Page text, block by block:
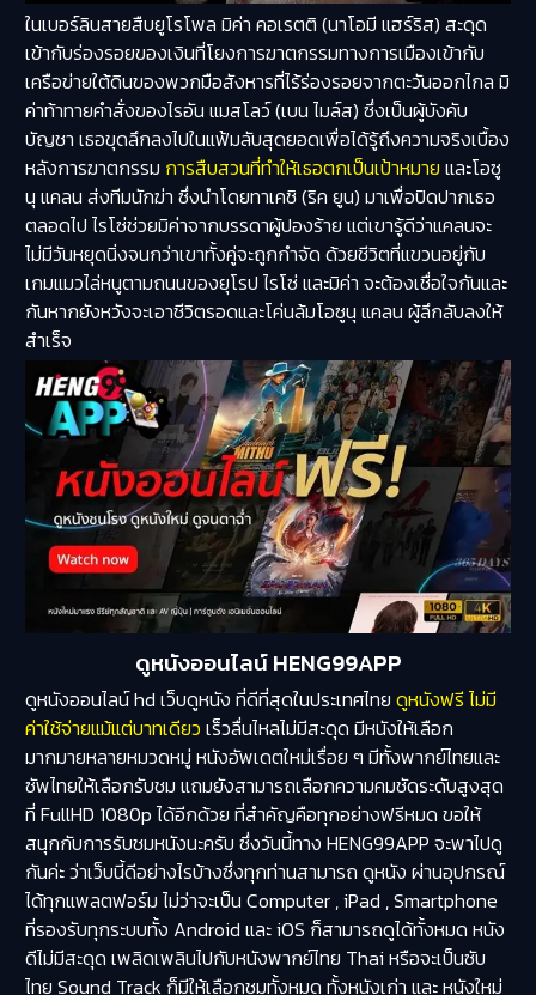
ในเบอร์ลินสายสืบยูโรโพล มิค่า คอเรตติ (นาโอมี แฮร์ริส) สะดุด
เข้ากับร่องรอยของเงินที่โยงการฆาตกรรมทางการเมืองเข้ากับ
เครือข่ายใต้ดินของพวกมือสังหารที่ไร้ร่องรอยจากตะวันออกไกล มิ
ค่าท้าทายคำสั่งของไรอัน แมสโลว์ (เบน ไมล์ส) ซึ่งเป็นผู้บังคับ
บัญชา เธอขุดลึกลงไปในแฟ้มลับสุดยอดเพื่อได้รู้ถึงความจริงเบื้อง
หลังการฆาตกรรม การสืบสวนที่ทำให้เธอตกเป็นเป้าหมาย และโอซู
นุ แคลน ส่งทีมนักฆ่า ซึ่งนำโดยทาเคชิ (ริค ยูน) มาเพื่อปิดปากเธอ
ตลอดไป ไรโซ่ช่วยมิค่าจากบรรดาผู้ปองร้าย แต่เขารู้ดีว่าแคลนจะ
ไม่มีวันหยุดนิ่งจนกว่าเขาทั้งคู่จะถูกกำจัด ด้วยชีวิตที่แขวนอยู่กับ
เกมแมวไล่หนูตามถนนของยุโรป ไรโซ่ และมิค่า จะต้องเชื่อใจกันและ
กันหากยังหวังจะเอาชีวิตรอดและโค่นล้มโอซูนุ แคลน ผู้ลึกลับลงให้
สำเร็จ
ดูหนังออนไลน์ HENG99APP
ดูหนังออนไลน์ hd เว็บดูหนัง ที่ดีที่สุดในประเทศไทย ดูหนังฟรี ไม่มี
ค่าใช้จ่ายแม้แต่บาทเดียว เร็วลื่นไหลไม่มีสะดุด มีหนังให้เลือก
มากมายหลายหมวดหมู่ หนังอัพเดตใหม่เรื่อย ๆ มีทั้งพากย์ไทยและ
ซัพไทยให้เลือกรับชม แถมยังสามารถเลือกความคมชัดระดับสูงสุด
ที่ FullHD 1080p ได้อีกด้วย ที่สำคัญคือทุกอย่างฟรีหมด ขอให้
สนุกกับการรับชมหนังนะครับ ซึ่งวันนี้ทาง HENG99APP จะพาไปดู
กันค่ะ ว่าเว็บนี้ดีอย่างไรบ้างซึ่งทุกท่านสามารถ ดูหนัง ผ่านอุปกรณ์
ได้ทุกแพลตฟอร์ม ไม่ว่าจะเป็น Computer , iPad , Smartphone
ที่รองรับทุกระบบทั้ง Android และ iOS ก็สามารถดูได้ทั้งหมด หนัง
ดีไม่มีสะดุด เพลิดเพลินไปกับหนังพากย์ไทย Thai หรือจะเป็นซับ
ไทย Sound Track ก็มีให้เลือกชมทั้งหมด ทั้งหนังเก่า และ หนังใหม่